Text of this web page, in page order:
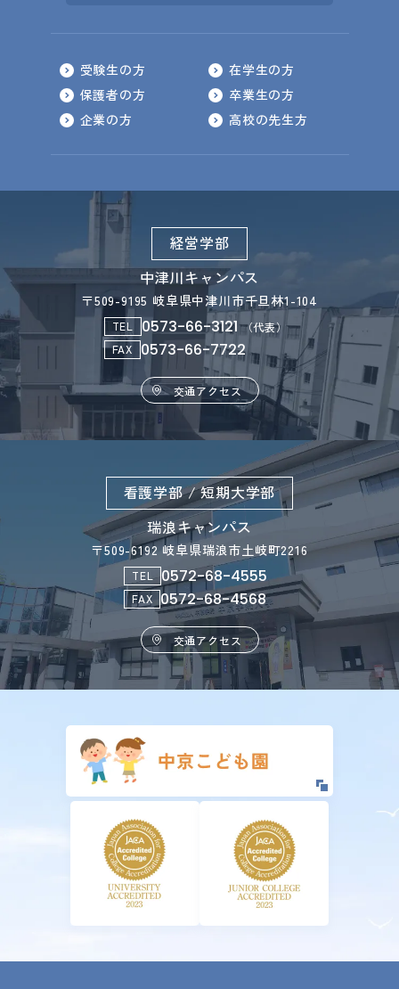
受験生の方
在学生の方
保護者の方
卒業生の方
企業の方
高校の先生方
経営学部
中津川キャンパス
〒509-9195 岐阜県中津川市千旦林1-104
TEL 0573-66-3121 （代表）
FAX
0573-66-7722
交通アクセス
看護学部 / 短期大学部
瑞浪キャンパス
〒509-6192 岐阜県瑞浪市土岐町2216
TEL 0572-68-4555
FAX 0572-68-4568
交通アクセス